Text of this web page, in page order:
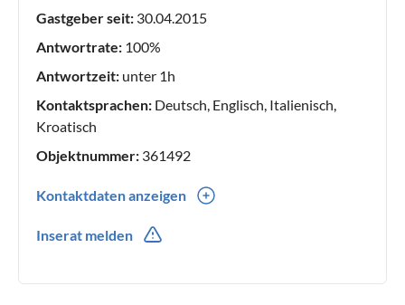
es sich erträumt haben.
Gastgeber seit: 30.04.2015
Antwortrate: 100%
Antwortzeit: unter 1h
Kontaktsprachen: Deutsch, Englisch, Italienisch,
Kroatisch
Objektnummer: 361492
Kontaktdaten anzeigen
Inserat melden